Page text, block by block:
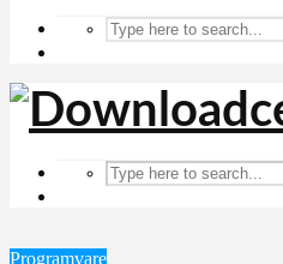
Programvare